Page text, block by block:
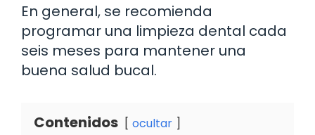
En general, se recomienda
programar una limpieza dental cada
seis meses para mantener una
buena salud bucal.
Contenidos ocultar